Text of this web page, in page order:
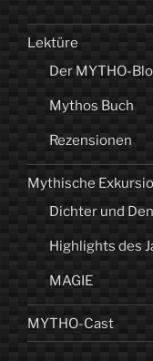
Lektüre
Der MYTHO-
Mythos Buch
Rezensionen
Mythische
Dichter und
Highlights des
MAGIE
MYTHO-Cast